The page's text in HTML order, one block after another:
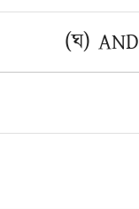
(ঘ) AND